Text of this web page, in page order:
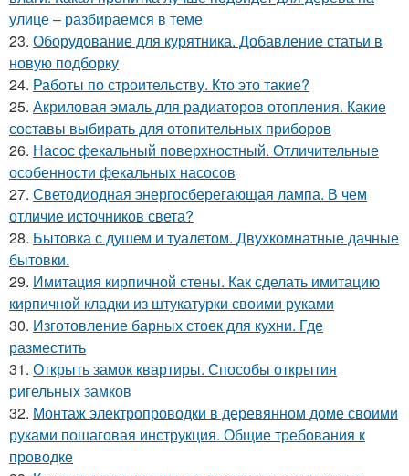
улице – разбираемся в теме
23. Оборудование для курятника. Добавление статьи в
новую подборку
24. Работы по строительству. Кто это такие?
25. Акриловая эмаль для радиаторов отопления. Какие
составы выбирать для отопительных приборов
26. Насос фекальный поверхностный. Отличительные
особенности фекальных насосов
27. Светодиодная энергосберегающая лампа. В чем
отличие источников света?
28. Бытовка с душем и туалетом. Двухкомнатные дачные
бытовки.
29. Имитация кирпичной стены. Как сделать имитацию
кирпичной кладки из штукатурки своими руками
30. Изготовление барных стоек для кухни. Где
разместить
31. Открыть замок квартиры. Способы открытия
ригельных замков
32. Монтаж электропроводки в деревянном доме своими
руками пошаговая инструкция. Общие требования к
проводке